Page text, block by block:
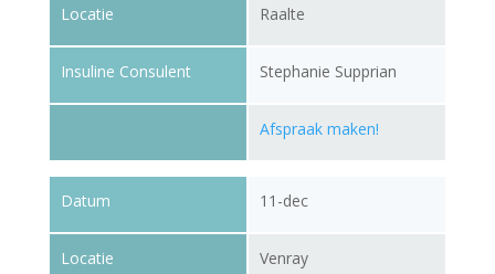
Locatie
Insuline Consulent
Raalte
Stephanie Supprian
Afspraak maken!
Datum
Locatie
11-dec
Venray